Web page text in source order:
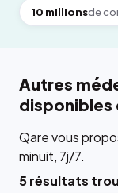
10 millionsde
Autres
disponibles
Qare vous
minuit, 7j/7.
5 résultats